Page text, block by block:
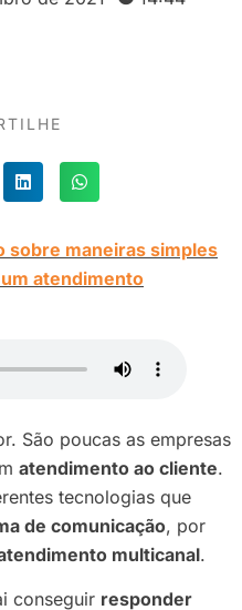
sobre maneiras simples
atendimento
São poucas as empresas
atendimento ao cliente.
tecnologias que
de comunicação, por
multicanal.
conseguir responder